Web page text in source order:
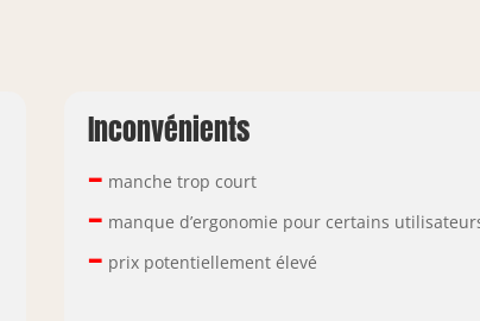
Inconvénients
– manche trop court
– manque d’ergonomie pour certains
– prix potentiellement élevé